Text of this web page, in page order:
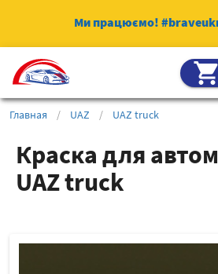
Ми працюємо!
shopping_cart
Главная / UAZ / UAZ truck
Краска для
UAZ truck